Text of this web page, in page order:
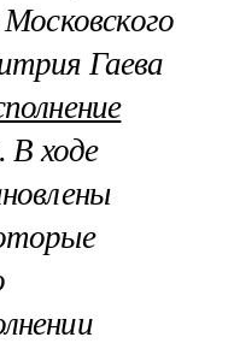
Гаева
В ходе